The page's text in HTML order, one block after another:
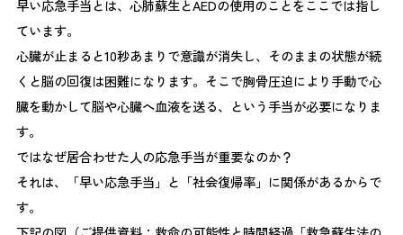
早い応急手当とは、心肺蘇生とAEDの使用のことをここでは指し
ています。
心臓が止まると10秒あまりで意識が消失し、そのままの状態が続
くと脳の回復は困難になります。そこで胸骨圧迫により手動で心
臓を動かして脳や心臓へ血液を送る、という手当が必要になりま
す。
ではなぜ居合わせた人の応急手当が重要なのか？
それは、「早い応急手当」と「社会復帰率」に関係があるからで
す。